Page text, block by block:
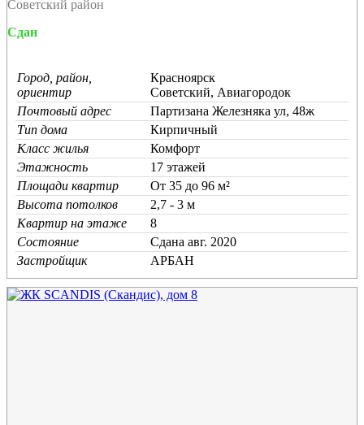
Советский район
Сдан
Город, район,
ориентир
Красноярск
Советский, Авиагородок
Почтовый адрес
Партизана Железняка ул, 48ж
Тип дома
Кирпичный
Класс жилья
Комфорт
Этажность
17 этажей
Площади квартир
От 35 до 96 м²
Высота потолков
2,7 - 3 м
Квартир на этаже
8
Состояние
Cдана авг. 2020
Застройщик
АРБАН